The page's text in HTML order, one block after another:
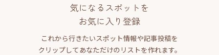
気になるスポットを
お気に入り登録
これから行きたいスポット情報や記事投稿を
クリップしてあなただけのリストを作れます。